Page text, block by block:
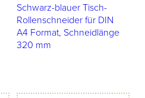
Schwarz-blauer Tisch-
Rollenschneider für DIN
A4 Format, Schneidlänge
320 mm